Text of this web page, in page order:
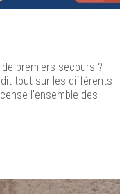
premiers secours ?
tout sur les différents
l’ensemble des